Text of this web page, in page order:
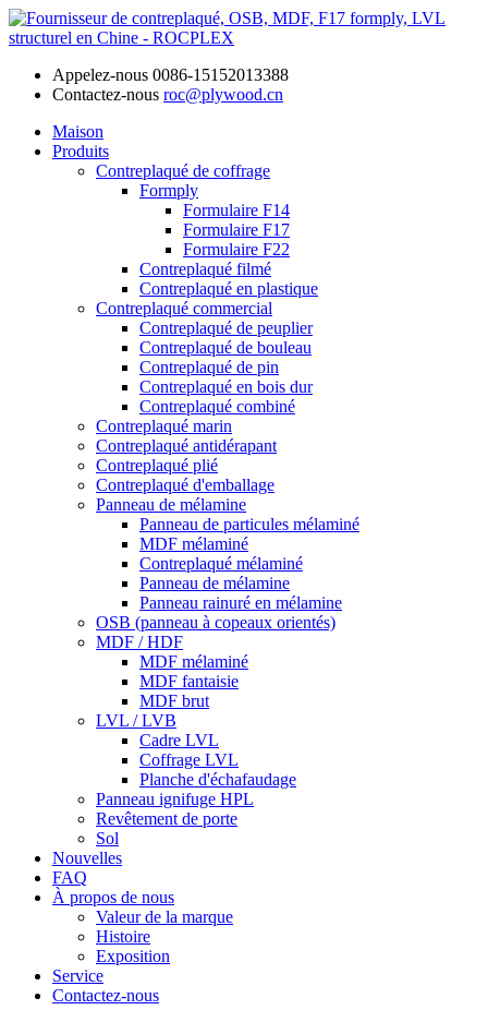
Appelez-nous 0086-15152013388
Contactez-nous roc@plywood.cn
Maison
Produits
Contreplaqué de coffrage
Formply
Formulaire F14
Formulaire F17
Formulaire F22
Contreplaqué filmé
Contreplaqué en plastique
Contreplaqué commercial
Contreplaqué de peuplier
Contreplaqué de bouleau
Contreplaqué de pin
Contreplaqué en bois dur
Contreplaqué combiné
Contreplaqué marin
Contreplaqué antidérapant
Contreplaqué plié
Contreplaqué d'emballage
Panneau de mélamine
Panneau de particules mélaminé
MDF mélaminé
Contreplaqué mélaminé
Panneau de mélamine
Panneau rainuré en mélamine
OSB (panneau à copeaux orientés)
MDF / HDF
MDF mélaminé
MDF fantaisie
MDF brut
LVL / LVB
Cadre LVL
Coffrage LVL
Planche d'échafaudage
Panneau ignifuge HPL
Revêtement de porte
Sol
Nouvelles
FAQ
À propos de nous
Valeur de la marque
Histoire
Exposition
Service
Contactez-nous